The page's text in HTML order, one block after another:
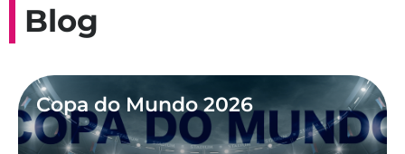
Blog
Copa do Mundo 2026